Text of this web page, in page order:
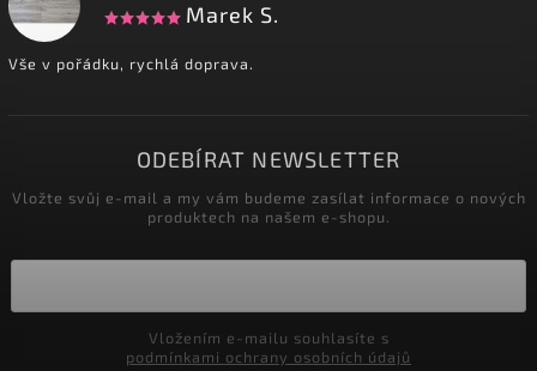
Marek S.
Vše v pořádku, rychlá doprava.
ODEBÍRAT NEWSLETTER
Vložte svůj e-mail a my vám budeme zasílat informace o nových
produktech na našem e-shopu.
podmínkami ochrany osobních údajů